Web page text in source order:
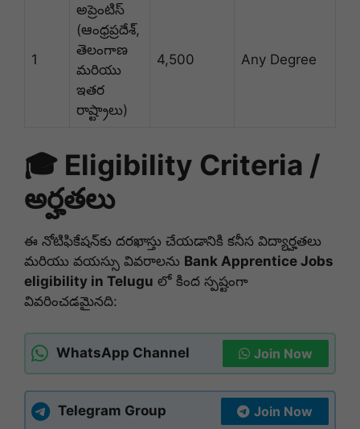
1
అప్రెంటిస్
(ఆంధ్రప్రదేశ్,
తెలంగాణ
మరియు
ఇతర
రాష్ట్రాలు)
4,500 Any Degree
🎓 Eligibility Criteria /
అర్హతలు
ఈ నోటిఫికేషన్‌కు దరఖాస్తు చేయడానికి కనీస విద్యార్హతలు
మరియు వయస్సు వివరాలను Bank Apprentice Jobs
eligibility in Telugu లో కింద స్పష్టంగా
వివరించడమైనది:
WhatsApp Channel Join Now
Telegram Group Join Now